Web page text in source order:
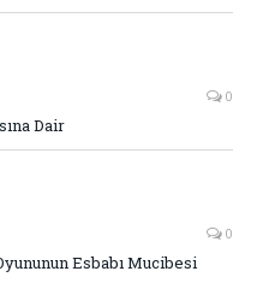
0
Dair
0
Esbabı Mucibesi